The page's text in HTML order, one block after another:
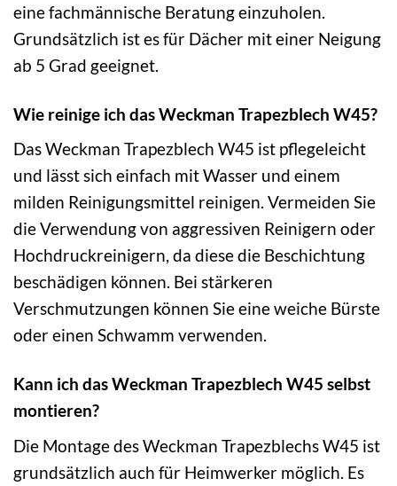
eine fachmännische Beratung einzuholen.
Grundsätzlich ist es für Dächer mit einer Neigung
ab 5 Grad geeignet.
Wie reinige ich das Weckman Trapezblech W45?
Das Weckman Trapezblech W45 ist pflegeleicht
und lässt sich einfach mit Wasser und einem
milden Reinigungsmittel reinigen. Vermeiden Sie
die Verwendung von aggressiven Reinigern oder
Hochdruckreinigern, da diese die Beschichtung
beschädigen können. Bei stärkeren
Verschmutzungen können Sie eine weiche Bürste
oder einen Schwamm verwenden.
Kann ich das Weckman Trapezblech W45 selbst
montieren?
Die Montage des Weckman Trapezblechs W45 ist
grundsätzlich auch für Heimwerker möglich. Es